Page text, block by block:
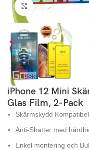
Click to enlarge
iPhone 12 Mini
Glas Film, 2-Pack
Skärmskydd
Anti-Shatter med
Enkel montering och